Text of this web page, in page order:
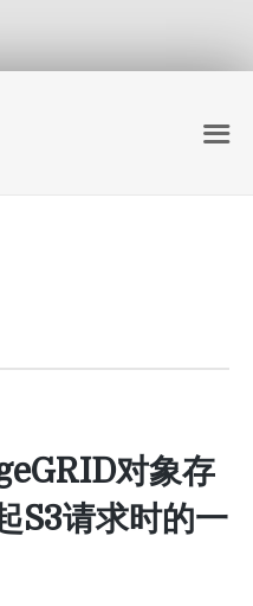
对象存
S3请求时的一